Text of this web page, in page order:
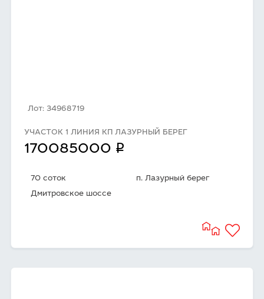
Лот: 34968719
УЧАСТОК 1 ЛИНИЯ КП ЛАЗУРНЫЙ БЕРЕГ
170085000 q
70 соток
п. Лазурный берег
Дмитровское шоссе